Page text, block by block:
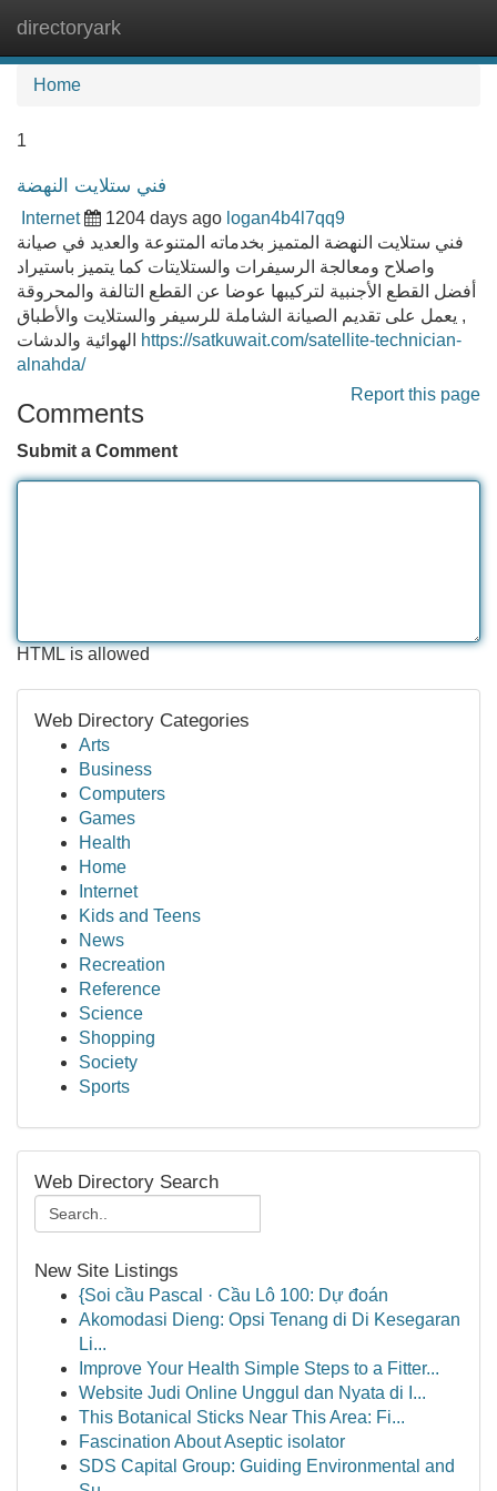
directoryark
Home
1
فني ستلايت النهضة
Internet 1204 days ago logan4b4l7qq9
فني ستلايت النهضة المتميز بخدماته المتنوعة والعديد في صيانة
واصلاح ومعالجة الرسيفرات والستلايتات كما يتميز باستيراد
أفضل القطع الأجنبية لتركيبها عوضا عن القطع التالفة والمحروقة
, يعمل على تقديم الصيانة الشاملة للرسيفر والستلايت والأطباق
https://satkuwait.com/satellite-technician-
alnahda/
Report this page
Comments
Submit a Comment
HTML is allowed
Web Directory Categories
Arts
Business
Computers
Games
Health
Home
Internet
Kids and Teens
News
Recreation
Reference
Science
Shopping
Society
Sports
Web Directory Search
New Site Listings
{Soi cầu Pascal · Cầu Lô 100: Dự đoán
Akomodasi Dieng: Opsi Tenang di Di Kesegaran
Li...
Improve Your Health Simple Steps to a Fitter...
Website Judi Online Unggul dan Nyata di I...
This Botanical Sticks Near This Area: Fi...
Fascination About Aseptic isolator
SDS Capital Group: Guiding Environmental and